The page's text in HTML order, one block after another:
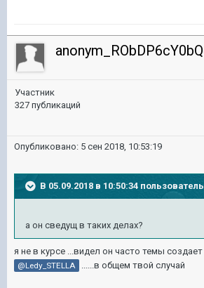
Участник
327 публикаций
Опубликовано: 5 сен 2018, 10:53:19
В 05.09.2018 в 10:50:34 пользователь
а он сведущ в таких делах?
я не в курсе ...видел он часто темы
@Ledy_STELLA ......в общем твой случай